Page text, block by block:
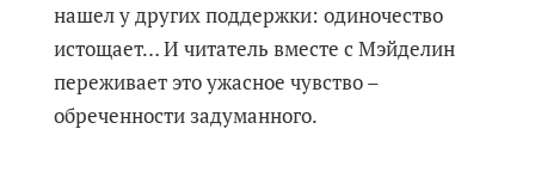
нашел у других поддержки: одиночество
истощает… И читатель вместе с Мэйделин
переживает это ужасное чувство –
обреченности задуманного.